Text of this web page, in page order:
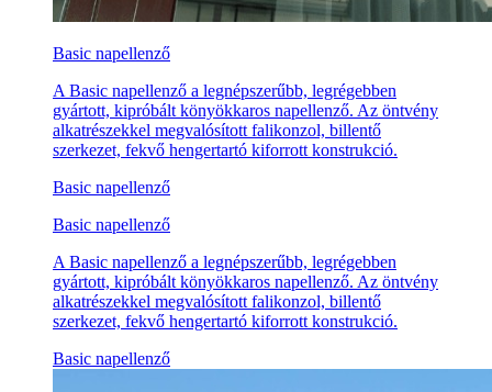
Basic napellenző
A Basic napellenző a legnépszerűbb, legrégebben
gyártott, kipróbált könyökkaros napellenző. Az öntvény
alkatrészekkel megvalósított falikonzol, billentő
szerkezet, fekvő hengertartó kiforrott konstrukció.
Basic napellenző
Basic napellenző
A Basic napellenző a legnépszerűbb, legrégebben
gyártott, kipróbált könyökkaros napellenző. Az öntvény
alkatrészekkel megvalósított falikonzol, billentő
szerkezet, fekvő hengertartó kiforrott konstrukció.
Basic napellenző